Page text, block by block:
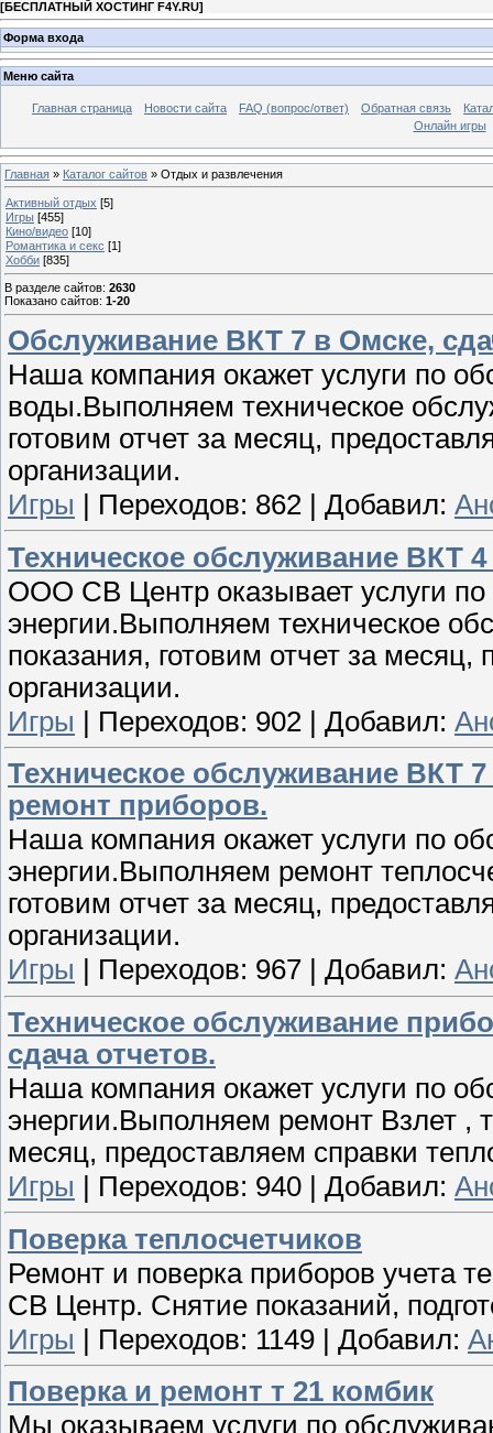
[БЕСПЛАТНЫЙ ХОСТИНГ F4Y.RU]
Форма входа
Меню сайта
Главная страница Новости сайта FAQ (вопрос/ответ) Обратная связь
Онлайн игры
Главная » Каталог сайтов » Отдых и развлечения
Активный отдых [5]
Игры [455]
Кино/видео [10]
Романтика и секс [1]
Хобби [835]
В разделе сайтов: 2630
Показано сайтов: 1-20
Обслуживание ВКТ 7 в Омске,
Наша компания окажет услуги по
воды.Выполняем техническое
готовим отчет за месяц,
организации.
Игры
Переходов: 862 Добавил:
Техническое обслуживание ВКТ
ООО СВ Центр оказывает услуги
энергии.Выполняем техническое
показания, готовим отчет за
организации.
Игры | Переходов: 902 | Добавил:
Техническое обслуживание ВКТ
ремонт приборов.
Наша компания окажет услуги по
энергии.Выполняем ремонт
готовим отчет за месяц,
организации.
Игры
Переходов: 967 Добавил:
Техническое обслуживание
сдача отчетов.
Наша компания окажет услуги по
энергии.Выполняем ремонт Взлет ,
месяц, предоставляем справки
Игры
Переходов: 940 Добавил:
Поверка теплосчетчиков
Ремонт и поверка приборов учета
СВ Центр. Снятие показаний,
Игры | Переходов: 1149 | Добавил:
Поверка и ремонт т 21 комбик
Мы оказываем услуги по